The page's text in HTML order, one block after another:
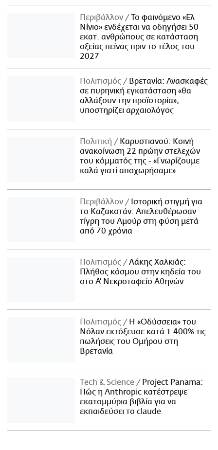
Περιβάλλον
Το φαινόμενο «Ελ
Νίνιο» ενδέχεται να οδηγήσει 50
εκατ. ανθρώπους σε κατάσταση
οξείας πείνας πριν το τέλος του
2027
Πολιτισμός
Βρετανία: Ανασκαφές
σε πυρηνική εγκατάσταση «θα
αλλάξουν την προϊστορία»,
υποστηρίζει αρχαιολόγος
Πολιτική
Καρυστιανού: Κοινή
ανακοίνωση 22 πρώην στελεχών
του κόμματός της - «Γνωρίζουμε
καλά γιατί αποχωρήσαμε»
Περιβάλλον
Ιστορική στιγμή για
το Καζακστάν: Απελευθέρωσαν
τίγρη του Αμούρ στη φύση μετά
από 70 χρόνια
Πολιτισμός
Λάκης Χαλκιάς:
Πλήθος κόσμου στην κηδεία του
στο Α' Νεκροταφείο Αθηνών
Πολιτισμός
Η «Οδύσσεια» του
Νόλαν εκτόξευσε κατά 1.400% τις
πωλήσεις του Ομήρου στη
Βρετανία
Τech & Science
Project Panama:
Πώς η Anthropic κατέστρεψε
εκατομμύρια βιβλία για να
εκπαιδεύσει το claude